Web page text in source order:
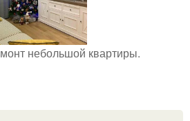
небольшой квартиры.